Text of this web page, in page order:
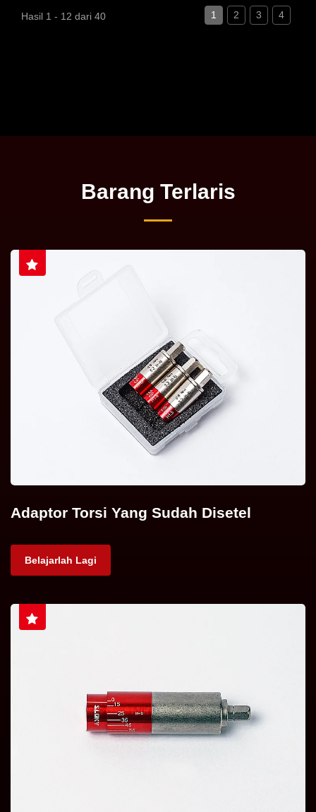
Hasil 1 - 12 dari 40 1 2 3 4
Barang Terlaris
Adaptor Torsi Yang Sudah Disetel
Belajarlah Lagi